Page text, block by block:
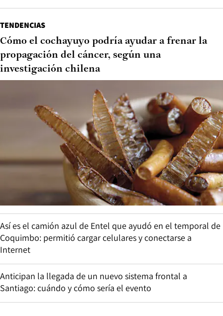
TENDENCIAS
Cómo el cochayuyo podría ayudar a frenar la
propagación del cáncer, según una
investigación chilena
Así es el camión azul de Entel que ayudó en el temporal de
Coquimbo: permitió cargar celulares y conectarse a
Internet
Anticipan la llegada de un nuevo sistema frontal a
Santiago: cuándo y cómo sería el evento